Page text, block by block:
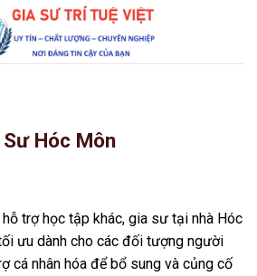
Hóc Môn
trợ học tập khác, gia sư tại nhà Hóc
ưu dành cho các đối tượng người
cá nhân hóa để bổ sung và củng cố